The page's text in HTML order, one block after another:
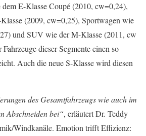
E-Klasse Coupé (2010, cw=0,24),
(2009, cw=0,25), Sportwagen wie
und SUV wie der M-Klasse (2011, cw
dieser Segmente einen so
Auch die neue S-Klasse wird diesen
des Gesamtfahrzeugs wie auch im
Abschneiden bei“, erläutert Dr. Teddy
Windkanäle. Emotion trifft Effizienz: